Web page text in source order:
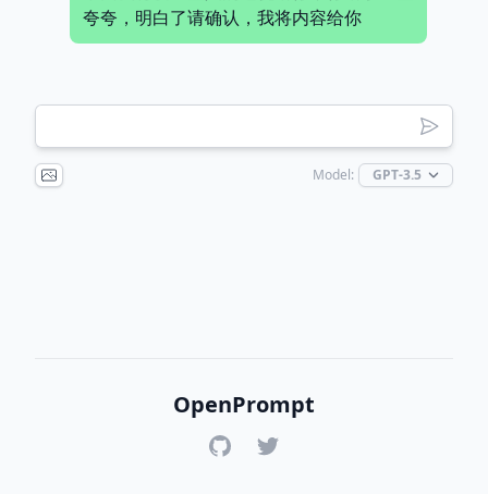
夸夸，明白了请确认，我将内容给你
Model:
OpenPrompt
GitHubTwitter